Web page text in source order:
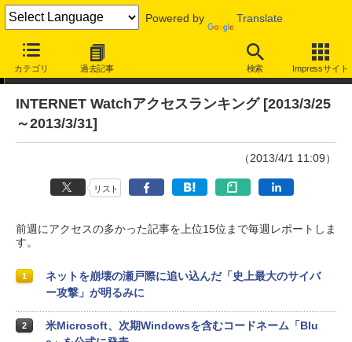
Powered by Translate
カテゴリ 過去記事 検索 Impressサイト
アクセスランキング
INTERNET Watchアクセスランキング [2013/3/25
～2013/3/31]
（2013/4/1 11:09）
リスト
前週にアクセスの多かった記事を上位15位まで毎週レポートしま
す。
1
ネットを崩壊の瀬戸際に追い込んだ「史上最大のサイバ
ー攻撃」が明るみに
2
米Microsoft、次期Windowsを含むコードネーム「Blu